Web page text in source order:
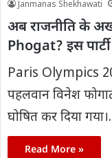
Janmanas Shekhawati
अब राजनीति के
Phogat? इस
Paris Olympics
पहलवान विनेश
घोषित कर दिया
Read More »